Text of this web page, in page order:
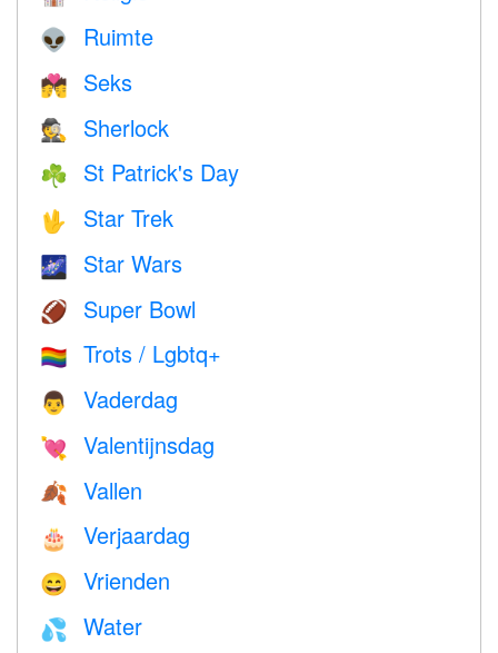
👽 Ruimte
💏 Seks
🕵️ Sherlock
☘️ St Patrick's Day
🖖 Star Trek
🌌 Star Wars
🏈 Super Bowl
🏳️‍🌈 Trots / Lgbtq+
👨 Vaderdag
💘 Valentijnsdag
🍂 Vallen
🎂 Verjaardag
😄 Vrienden
💦 Water